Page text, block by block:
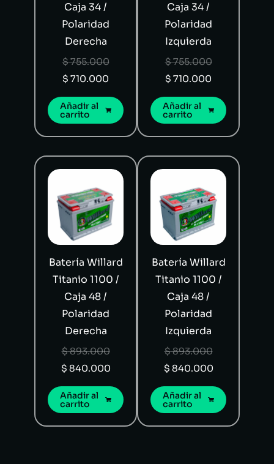
Caja 34 /
Polaridad
Derecha
$755.000
$ 710.000
Añadir al
carrito
Caja 34 /
Polaridad
Izquierda
$755.000
$ 710.000
Añadir al
carrito
Batería Willard
Titanio 1100 /
Caja 48 /
Polaridad
Derecha
$893.000
$ 840.000
Añadir al
carrito
Batería Willard
Titanio 1100 /
Caja 48 /
Polaridad
Izquierda
$893.000
$ 840.000
Añadir al
carrito